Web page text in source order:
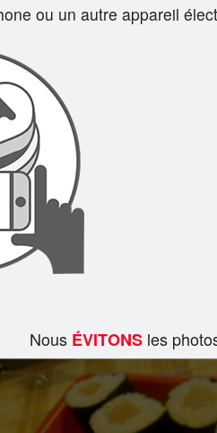
ou un autre appareil
Nous ÉVITONSles